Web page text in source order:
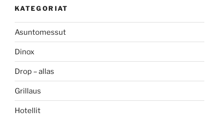
KATEGORIAT
Asuntomessut
Dinox
Drop – allas
Grillaus
Hotellit